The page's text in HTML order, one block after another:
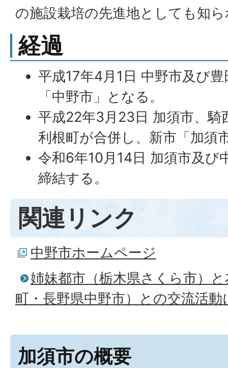
の施設栽培の先進地としても知
経過
平成17年4月1日 中野市及び
「中野市」となる。
平成22年3月23日 加須市、騎
利根町が合併し、新市「加須
令和6年10月14日 加須市及び
締結する。
関連リンク
中野市ホームページ
姉妹都市（栃木県さくら市）
町・長野県中野市）との交流活
加須市の概要